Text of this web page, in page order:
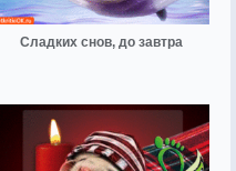
Сладких снов, до завтра